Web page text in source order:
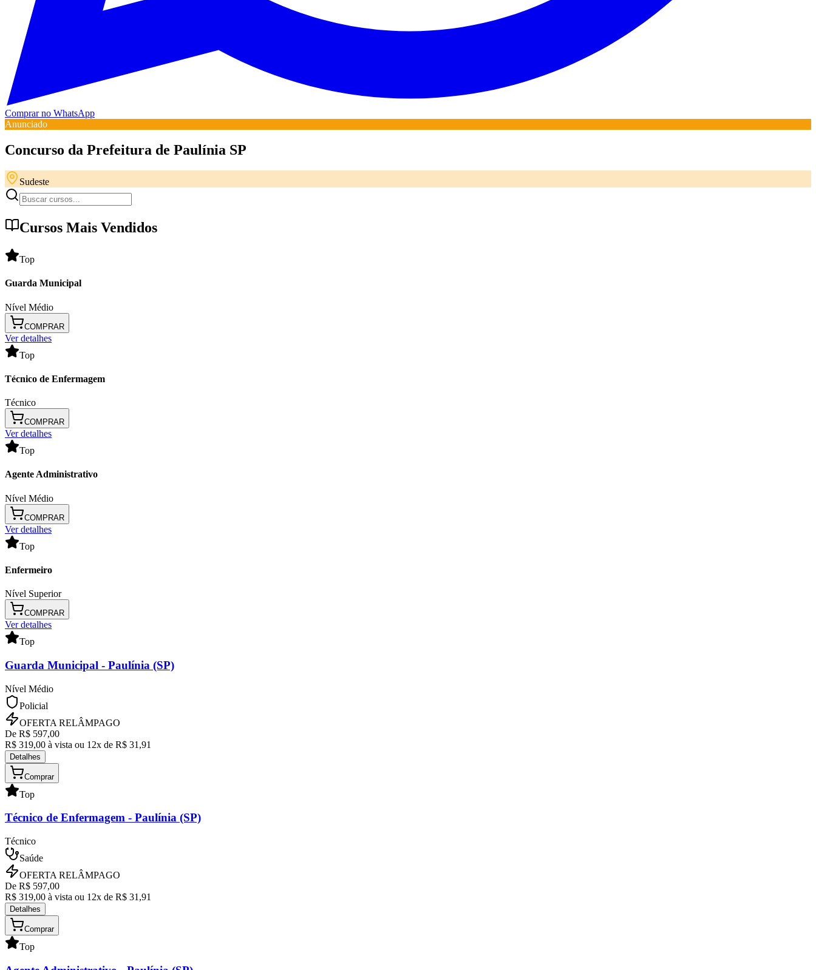
Comprar no WhatsApp
Anunciado
Concurso da Prefeitura de Paulínia SP
Sudeste
Cursos Mais Vendidos
Top
Guarda Municipal
Nível Médio
COMPRAR
Ver detalhes
Top
Técnico de Enfermagem
Técnico
COMPRAR
Ver detalhes
Top
Agente Administrativo
Nível Médio
COMPRAR
Ver detalhes
Top
Enfermeiro
Nível Superior
COMPRAR
Ver detalhes
Top
Guarda Municipal - Paulínia (SP)
Nível Médio
Policial
OFERTA RELÂMPAGO
De R$ 597,00
R$ 319,00 à vista ou 12x de R$ 31,91
Detalhes
Comprar
Top
Técnico de Enfermagem - Paulínia (SP)
Técnico
Saúde
OFERTA RELÂMPAGO
De R$ 597,00
R$ 319,00 à vista ou 12x de R$ 31,91
Detalhes
Comprar
Top